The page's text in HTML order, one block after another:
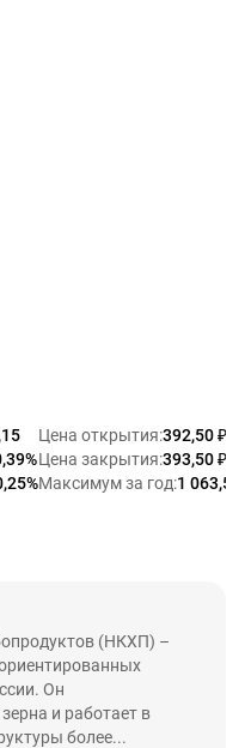
Цена открытия:392,50 ₽
Цена закрытия:393,50 ₽
Максимум за год:1 063,50
(НКХП) –
Он
и работает в
более...